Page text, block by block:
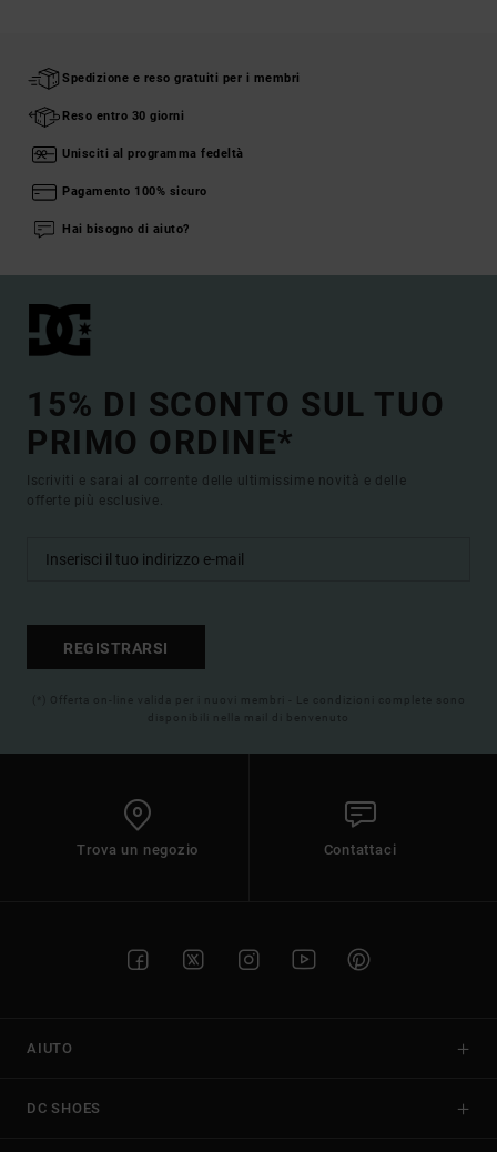
Spedizione e reso gratuiti per i membri
Reso entro 30 giorni
Unisciti al programma fedeltà
Pagamento 100% sicuro
Hai bisogno di aiuto?
15% DI SCONTO SUL TUO
PRIMO ORDINE*
Iscriviti e sarai al corrente delle ultimissime novità e delle
offerte più esclusive.
REGISTRARSI
(*) Offerta on-line valida per i nuovi membri - Le condizioni complete sono
disponibili nella mail di benvenuto
Trova un negozio Contattaci
AIUTO
DC SHOES